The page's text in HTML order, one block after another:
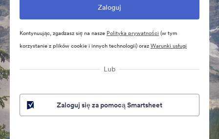
Kontynuując, zgadzasz się na nasze Polityka prywatności (w tym
korzystanie z plików cookie i innych technologii) orazWarunki usługi
Lub
Zaloguj się za pomocą Smartsheet